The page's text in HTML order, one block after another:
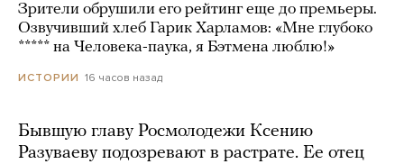
Зрители обрушили его рейтинг еще до премьеры.
Озвучивший хлеб Гарик Харламов: «Мне глубоко
***** на Человека-паука, я Бэтмена люблю!»
ИСТОРИИ 16 часов назад
Бывшую главу Росмолодежи Ксению
Разуваеву подозревают в растрате. Ее отец